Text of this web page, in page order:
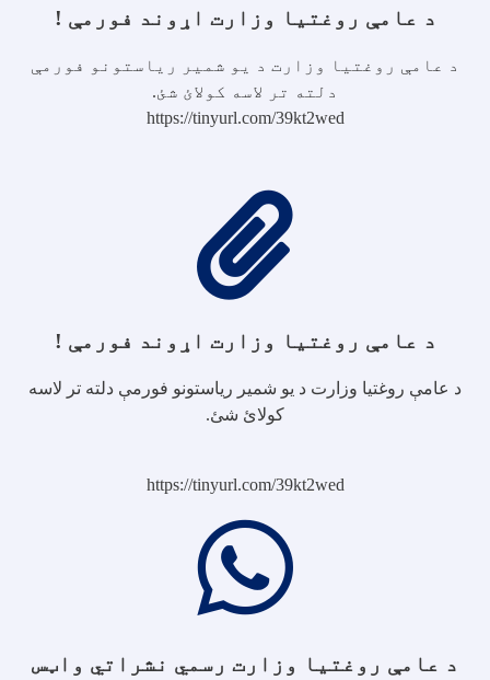
د عامې روغتیا وزارت اړوند فورمې !
د عامې روغتیا وزارت د یو شمیر ریاستونو فورمې
دلته تر لاسه کولائ شئ.
https://tinyurl.com/39kt2wed
د عامې روغتیا وزارت اړوند فورمې !
د عامې روغتیا وزارت د یو شمیر ریاستونو فورمې دلته تر لاسه
کولائ شئ.
https://tinyurl.com/39kt2wed
د عامې روغتیا وزارت رسمي نشراتي واټس